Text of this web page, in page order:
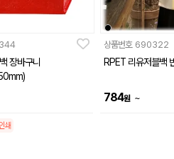
장바구니
쇄
상품번호 690322
RPET 리유저블백
784원 ~